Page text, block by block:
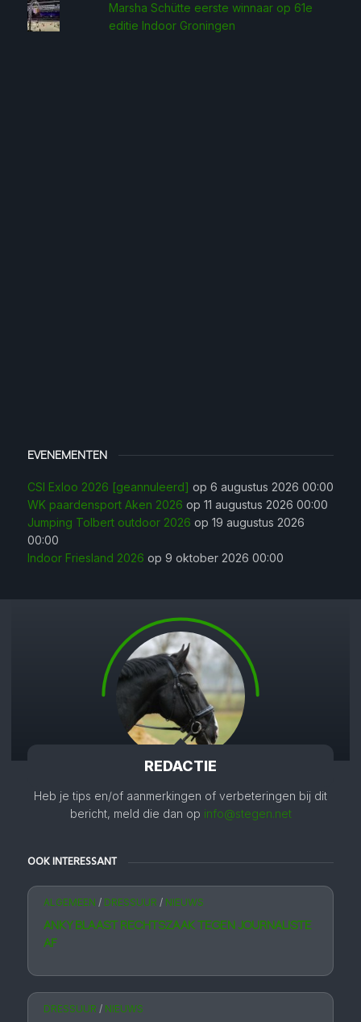
REDACTIE
Heb je tips en/of aanmerkingen of verbeteringen bij dit
bericht, meld die dan op info@stegen.net
OOK INTERESSANT
ALGEMEEN / DRESSUUR / NIEUWS
ANKY BLAAST RECHTSZAAK TEGEN JOURNALISTE
AF
DRESSUUR / NIEUWS
Marsha Schütte eerste win­naar op 61e
editie Indoor Groningen
EVENEMENTEN
CSI Exloo 2026 [geannuleerd] op 6 augustus 2026 00:00
WK paardensport Aken 2026 op 11 augustus 2026 00:00
Jumping Tolbert outdoor 2026 op 19 augustus 2026
00:00
Indoor Friesland 2026 op 9 oktober 2026 00:00